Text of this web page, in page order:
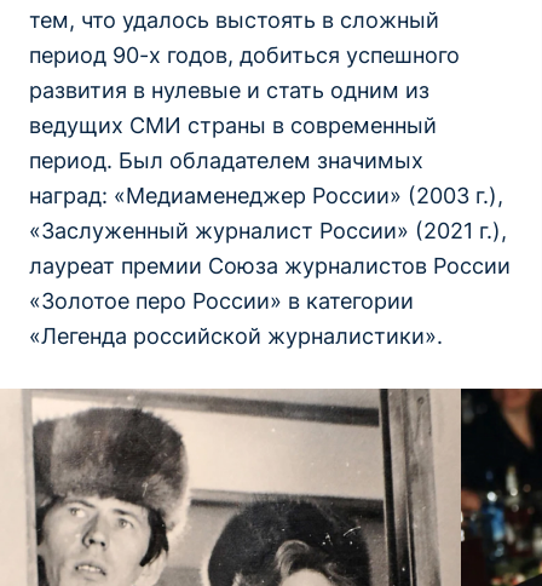
тем, что удалось выстоять в сложный
период 90-х годов, добиться успешного
развития в нулевые и стать одним из
ведущих СМИ страны в современный
период. Был обладателем значимых
наград: «Медиаменеджер России» (2003 г.),
«Заслуженный журналист России» (2021 г.),
лауреат премии Союза журналистов России
«Золотое перо России» в категории
«Легенда российской журналистики».